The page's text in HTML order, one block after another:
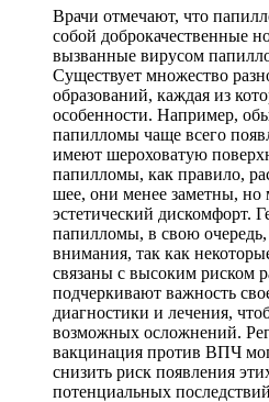
Врачи отмечают, что
собой доброкачественные
вызванные вирусом
Существует множество
образований, каждая из
особенности. Например,
папилломы чаще всего
имеют шероховатую
папилломы, как правило,
шее, они менее заметны, но
эстетический дискомфорт.
папилломы, в свою очередь,
внимания, так как
связаны с высоким риском
подчеркивают важность
диагностики и лечения,
возможных осложнений.
вакцинация против ВПЧ
снизить риск появления
потенциальных